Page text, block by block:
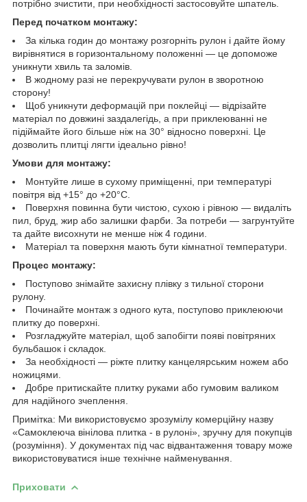
потрібно зчистити, при необхідності застосовуйте шпатель.
Перед початком монтажу:
За кілька годин до монтажу розгорніть рулон і дайте йому
вирівнятися в горизонтальному положенні — це допоможе
уникнути хвиль та заломів.
В жодному разі не перекручувати рулон в зворотною
сторону!
Щоб уникнути деформацій при поклейці — відрізайте
матеріал по довжині заздалегідь, а при приклеюванні не
підіймайте його більше ніж на 30° відносно поверхні. Це
дозволить плитці лягти ідеально рівно!
Умови для монтажу:
Монтуйте лише в сухому приміщенні, при температурі
повітря від +15° до +20°C.
Поверхня повинна бути чистою, сухою і рівною — видаліть
пил, бруд, жир або залишки фарби. За потреби — загрунтуйте
та дайте висохнути не менше ніж 4 години.
Матеріал та поверхня мають бути кімнатної температури.
Процес монтажу:
Поступово знімайте захисну плівку з тильної сторони
рулону.
Починайте монтаж з одного кута, поступово приклеюючи
плитку до поверхні.
Розгладжуйте матеріал, щоб запобігти появі повітряних
бульбашок і складок.
За необхідності — ріжте плитку канцелярським ножем або
ножицями.
Добре притискайте плитку руками або гумовим валиком
для надійного зчеплення.
Примітка: Ми використовуємо зрозумілу комерційну назву
«Самоклеюча вінілова плитка - в рулоні», зручну для покупців
(розуміння). У документах під час відвантаження товару може
використовуватися інше технічне найменування.
Приховати